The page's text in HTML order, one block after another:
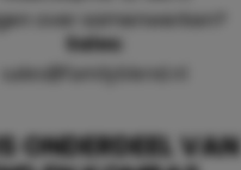
ONDERDEEL VAN
over samenwerken?
Sales:
sales@familyblend.nl